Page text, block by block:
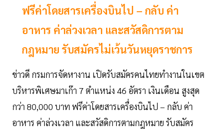
ฟรีค่าโดยสารเครื่องบินไป – กลับ ค่า
อาหาร ค่าล่วงเวลา และสวัสดิการตาม
กฎหมาย รับสมัครไม่เว้นวันหยุดราชการ
ข่าวดี กรมการจัดหางาน เปิดรับสมัครคนไทยทำงานในเขต
บริหารพิเศษมาเก๊า 7 ตำแหน่ง 46 อัตรา เงินเดือน สูงสุด
กว่า 80,000 บาท ฟรีค่าโดยสารเครื่องบินไป – กลับ ค่า
อาหาร ค่าล่วงเวลา และสวัสดิการตามกฎหมาย รับสมัคร